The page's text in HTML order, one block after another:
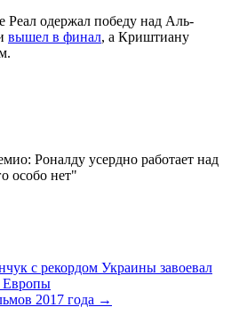
одержал победу над Аль-
вышел в финал, а Криштиану
Роналду усердно работает над
особо нет"
с рекордом Украины завоевал
Европы
2017 года →